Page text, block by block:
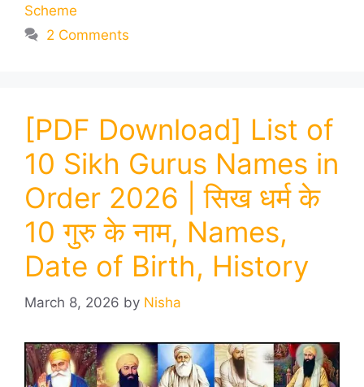
Scheme
2 Comments
[PDF Download] List of
10 Sikh Gurus Names in
Order 2026 | सिख धर्म के
10 गुरु के नाम, Names,
Date of Birth, History
March 8, 2026 by Nisha